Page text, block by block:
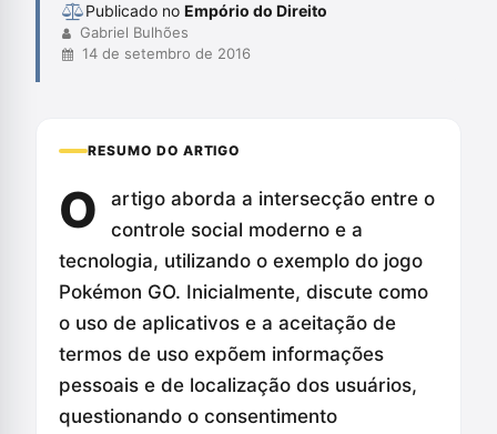
Publicado no Empório do Direito
Gabriel Bulhões
14 de setembro de 2016
RESUMO DO ARTIGO
O
artigo aborda a intersecção entre o
controle social moderno e a
tecnologia, utilizando o exemplo do jogo
Pokémon GO. Inicialmente, discute como
o uso de aplicativos e a aceitação de
termos de uso expõem informações
pessoais e de localização dos usuários,
questionando o consentimento